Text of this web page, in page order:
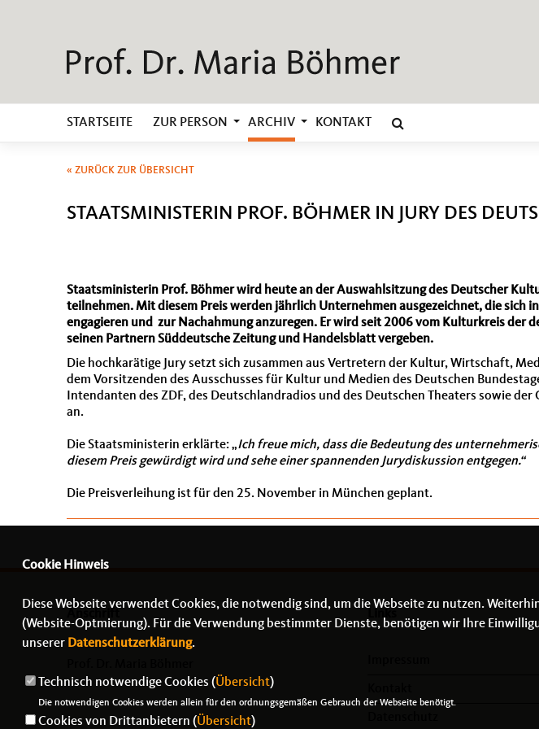
STARTSEITE ZUR PERSON ARCHIV KONTAKT
« ZURÜCK ZUR ÜBERSICHT
STAATSMINISTERIN PROF. BÖHMER IN JURY DES
Staatsministerin Prof. Böhmer wird heute an der Auswahlsitzung des Deutscher
teilnehmen. Mit diesem Preis werden jährlich Unternehmen ausgezeichnet, die sich
engagieren und zur Nachahmung anzuregen. Er wird seit 2006 vom Kulturkreis der
seinen Partnern Süddeutsche Zeitung und Handelsblatt vergeben.
Die hochkarätige Jury setzt sich zusammen aus Vertretern der Kultur, Wirtschaft,
dem Vorsitzenden des Ausschusses für Kultur und Medien des Deutschen
Intendanten des ZDF, des Deutschlandradios und des Deutschen Theaters sowie
an.
Die Staatsministerin erklärte:Ich freue mich, dass die Bedeutung des
diesem Preis gewürdigt wird und sehe einer spannenden Jurydiskussion entgegen.“
Die Preisverleihung ist für den 25. November in München geplant.
-
- -
Cookie Hinweis
Diese Webseite verwendet Cookies, die notwendig sind, um die Webseite zu nutzen.
(Website-Optmierung). Für die Verwendung bestimmter Dienste, benötigen wir Ihre
unserer Datenschutzerklärung.
Technisch notwendige Cookies (Übersicht)
Die notwendigen Cookies werden allein für den ordnungsgemäßen Gebrauch der Webseite benötigt.
Cookies von Drittanbietern (Übersicht)